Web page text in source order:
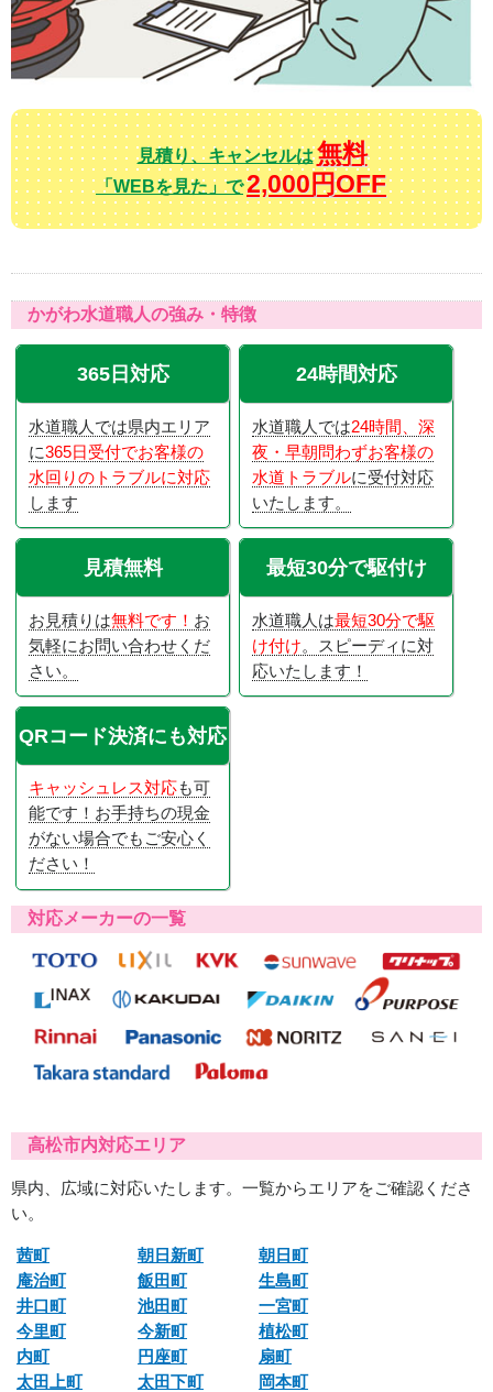
見積り、キャンセルは無料
「WEBを見た」で2,000円OFF
かがわ水道職人の強み・特徴
365日対応
水道職人では県内エリア
に365日受付でお客様の
水回りのトラブルに対応
します
24時間対応
水道職人では24時間、深
夜・早朝問わずお客様の
水道トラブルに受付対応
いたします。
見積無料
お見積りは無料です！ お
気軽にお問い合わせくだ
さい。
最短30分で駆付け
水道職人は最短30分で駆
け付け。スピーディに対
応いたします！
QRコード決済にも対応
キャッシュレス対応も可
能です！お手持ちの現金
がない場合でもご安心く
ださい！
対応メーカーの一覧
高松市内対応エリア
県内、広域に対応いたします。一覧からエリアをご確認くださ
い。
茜町 朝日新町
朝日町
庵治町
飯田町
生島町
井口町
池田町
一宮町
今里町
今新町
植松町
内町
円座町
扇町
太田上町
太田下町
岡本町